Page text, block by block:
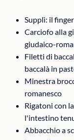
Supplì: il
Carciofo alla
giudaico-
Filetti di
baccalà in
Minestra
romanesco
Rigatoni con
l'intestino
Abbacchio a